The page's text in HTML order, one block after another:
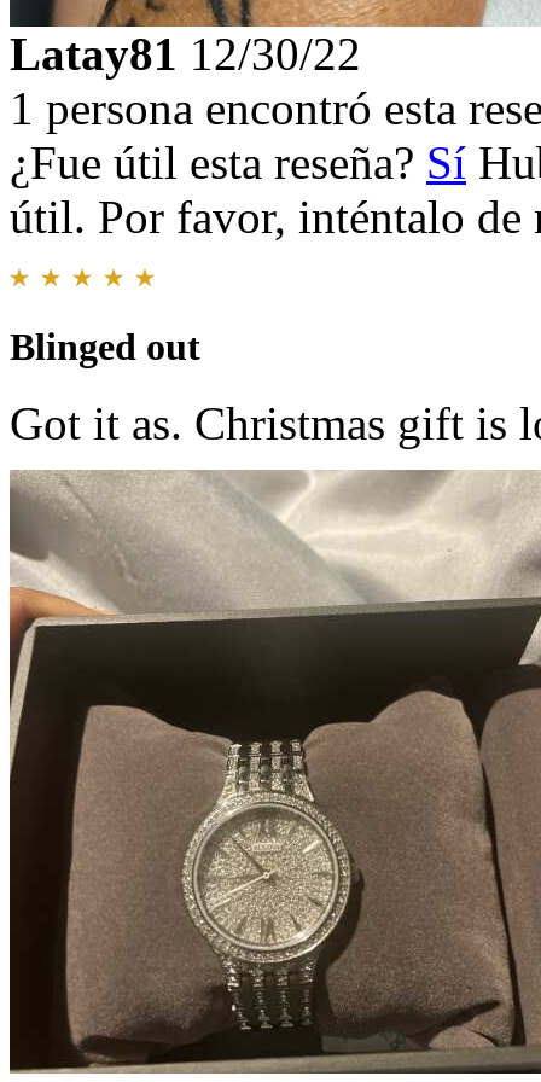
Latay81 12/30/22
1 persona encontró esta
¿Fue útil esta reseña? Sí
útil. Por favor, inténtalo de
Blinged out
Got it as. Christmas gift is